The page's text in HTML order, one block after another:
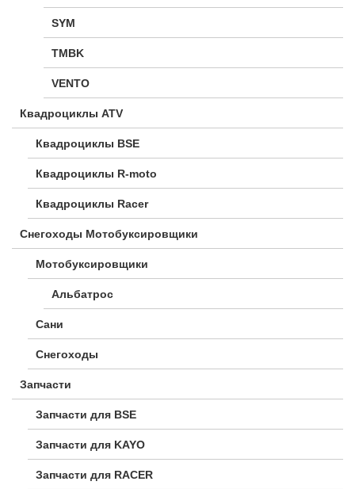
SYM
TMBK
VENTO
Квадроциклы ATV
Квадроциклы BSE
Квадроциклы R-moto
Квадроциклы Racer
Снегоходы Мотобуксировщики
Мотобуксировщики
Альбатрос
Сани
Снегоходы
Запчасти
Запчасти для BSE
Запчасти для KAYO
Запчасти для RACER